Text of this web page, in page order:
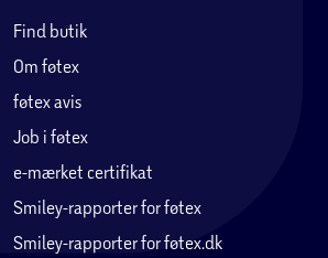
Find butik
Om føtex
føtex avis
Job i føtex
e-mærket certifikat
Smiley-rapporter for føtex
Smiley-rapporter for føtex.dk